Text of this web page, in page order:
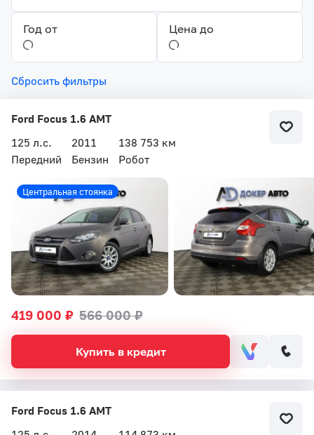
Год от Цена до
Сбросить фильтры
Ford Focus 1.6 AMT
125 л.с.
2011
138 753 км
Передний
Бензин Робот
419 000 ₽ 566 000 ₽
Центральная стоянка
Купить в кредит
Ford Focus 1.6 AMT